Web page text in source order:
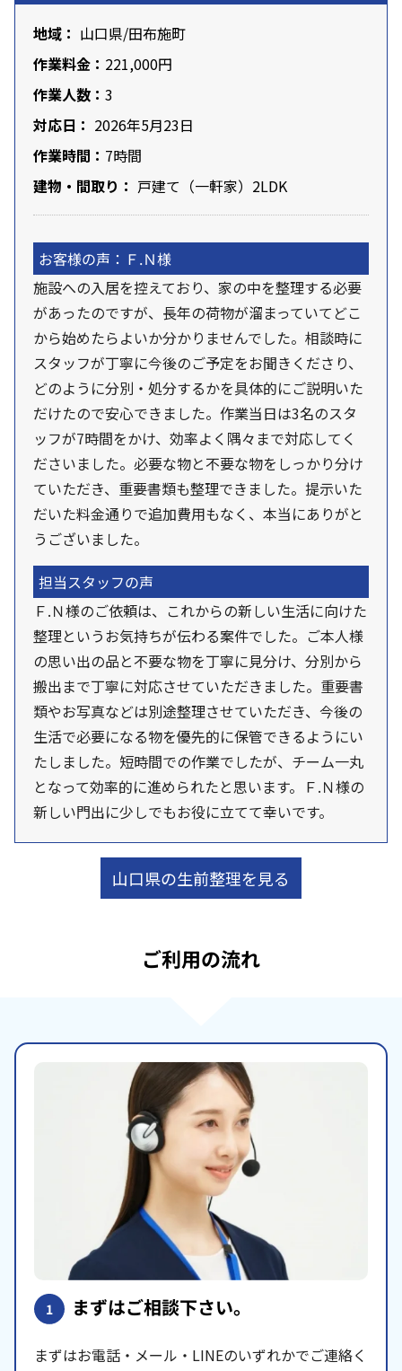
地域： 山口県/田布施町
作業料金： 221,000円
作業人数： 3
対応日： 2026年5月23日
作業時間： 7時間
建物・間取り： 戸建て（一軒家）2LDK
お客様の声：Ｆ.Ｎ様
施設への入居を控えており、家の中を整理する必要
があったのですが、長年の荷物が溜まっていてどこ
から始めたらよいか分かりませんでした。相談時に
スタッフが丁寧に今後のご予定をお聞きくださり、
どのように分別・処分するかを具体的にご説明いた
だけたので安心できました。作業当日は3名のスタ
ッフが7時間をかけ、効率よく隅々まで対応してく
ださいました。必要な物と不要な物をしっかり分け
ていただき、重要書類も整理できました。提示いた
だいた料金通りで追加費用もなく、本当にありがと
うございました。
担当スタッフの声
Ｆ.Ｎ様のご依頼は、これからの新しい生活に向けた
整理というお気持ちが伝わる案件でした。ご本人様
の思い出の品と不要な物を丁寧に見分け、分別から
搬出まで丁寧に対応させていただきました。重要書
類やお写真などは別途整理させていただき、今後の
生活で必要になる物を優先的に保管できるようにい
たしました。短時間での作業でしたが、チーム一丸
となって効率的に進められたと思います。Ｆ.Ｎ様の
新しい門出に少しでもお役に立てて幸いです。
山口県の生前整理を見る
ご利用の流れ
1 まずはご相談下さい。
まずはお電話・メール・LINEのいずれかでご連絡く